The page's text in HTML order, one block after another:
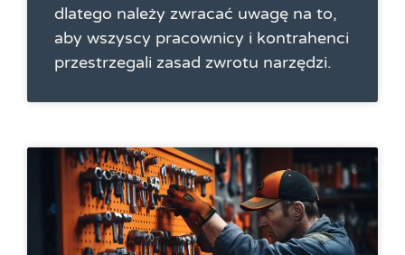
dlatego należy zwracać uwagę na to,
aby wszyscy pracownicy i kontrahenci
przestrzegali zasad zwrotu narzędzi.